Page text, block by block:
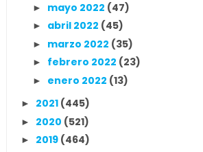
► mayo 2022 (47)
► abril 2022 (45)
► marzo 2022 (35)
► febrero 2022 (23)
► enero 2022 (13)
► 2021 (445)
► 2020 (521)
► 2019 (464)